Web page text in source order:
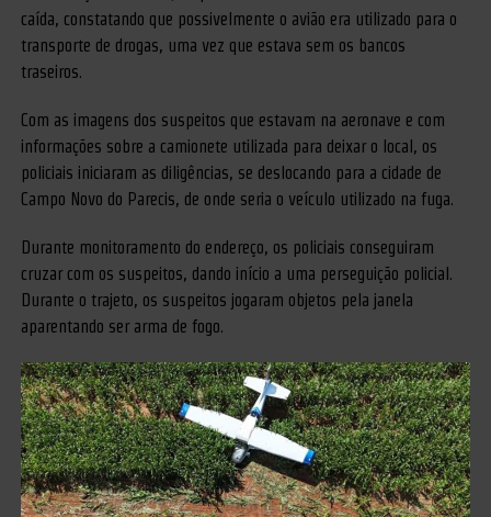
caída, constatando que possivelmente o avião era utilizado para o
transporte de drogas, uma vez que estava sem os bancos
traseiros.
Com as imagens dos suspeitos que estavam na aeronave e com
informações sobre a camionete utilizada para deixar o local, os
policiais iniciaram as diligências, se deslocando para a cidade de
Campo Novo do Parecis, de onde seria o veículo utilizado na fuga.
Durante monitoramento do endereço, os policiais conseguiram
cruzar com os suspeitos, dando início a uma perseguição policial.
Durante o trajeto, os suspeitos jogaram objetos pela janela
aparentando ser arma de fogo.